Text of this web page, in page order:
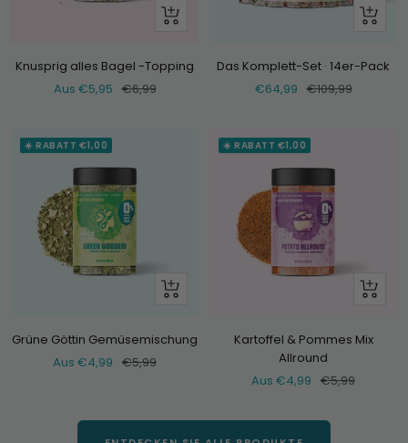
Schau
Knusprig alles Bagel -Topping
Verkaufspreis
Aus €5,95 Normaler
€6,99
+
Das Komplett-Set · 14er-Pack
Verkaufspreis
€64,99 Normaler
€109,99
☀️ RABATT €1,00
Schau
Grüne Göttin Gemüsemischung
Verkaufspreis
Aus €4,99 Normaler
€5,99
☀️ RABATT €1,00
Schau
Kartoffel & Pommes Mix
Allround
Verkaufspreis
Aus €4,99 Normaler
€5,99